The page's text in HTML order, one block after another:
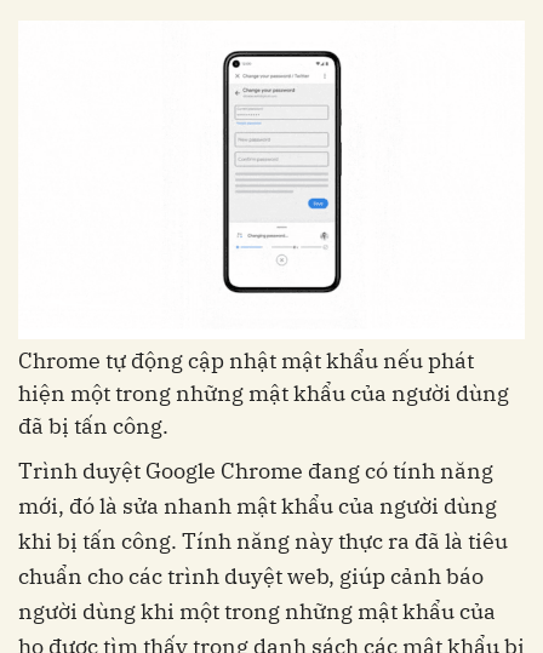
Chrome tự động cập nhật mật khẩu nếu phát
hiện một trong những mật khẩu của người dùng
đã bị tấn công.
Trình duyệt Google Chrome đang có tính năng
mới, đó là sửa nhanh mật khẩu của người dùng
khi bị tấn công. Tính năng này thực ra đã là tiêu
chuẩn cho các trình duyệt web, giúp cảnh báo
người dùng khi một trong những mật khẩu của
họ được tìm thấy trong danh sách các mật khẩu bị